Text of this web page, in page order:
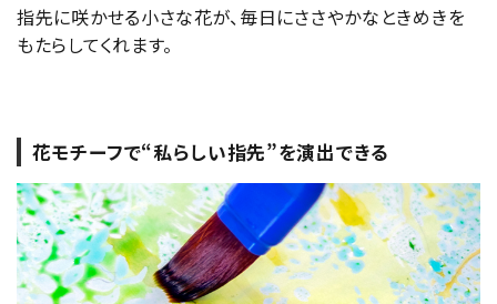
指先に咲かせる小さな花が、毎日にささやかなときめきを
もたらしてくれます。
花モチーフで“私らしい指先”を演出できる